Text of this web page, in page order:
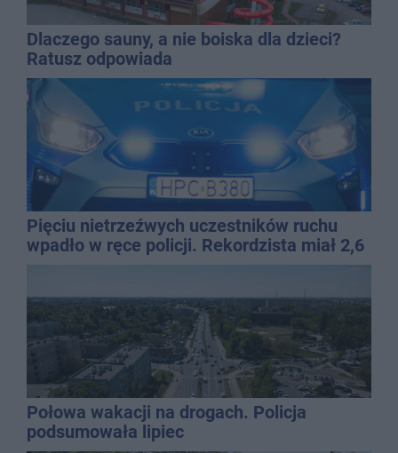
Dlaczego sauny, a nie boiska dla dzieci?
Ratusz odpowiada
Pięciu nietrzeźwych uczestników ruchu
wpadło w ręce policji. Rekordzista miał 2,6
Połowa wakacji na drogach. Policja
podsumowała lipiec